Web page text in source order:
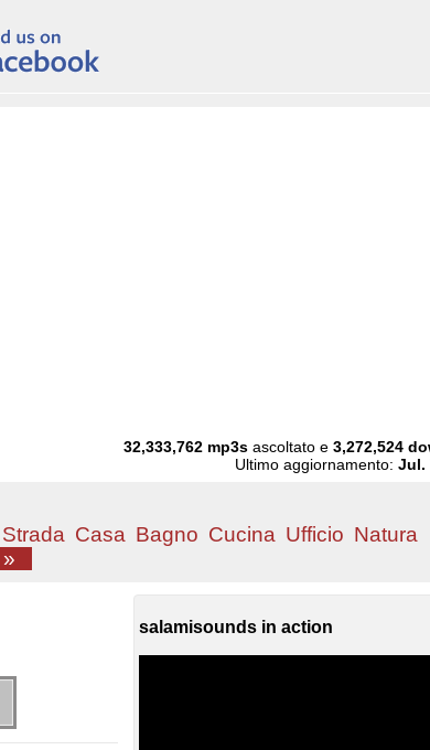
32,333,762 mp3s ascoltato e3,272,524
Ultimo aggiornamento:Jul.
Strada Casa Bagno Cucina Ufficio Natura
»
salamisounds in action